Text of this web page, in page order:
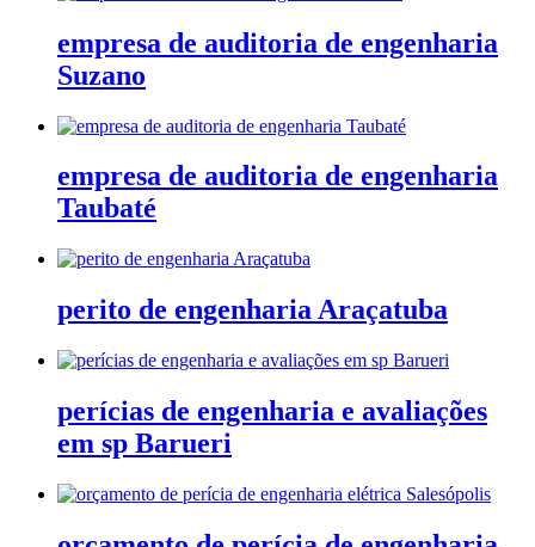
empresa de auditoria de engenharia
Suzano
empresa de auditoria de engenharia
Taubaté
perito de engenharia Araçatuba
perícias de engenharia e avaliações
em sp Barueri